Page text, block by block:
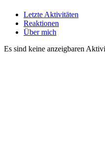
Letzte Aktivitäten
Reaktionen
Über mich
Es sind keine anzeigbaren